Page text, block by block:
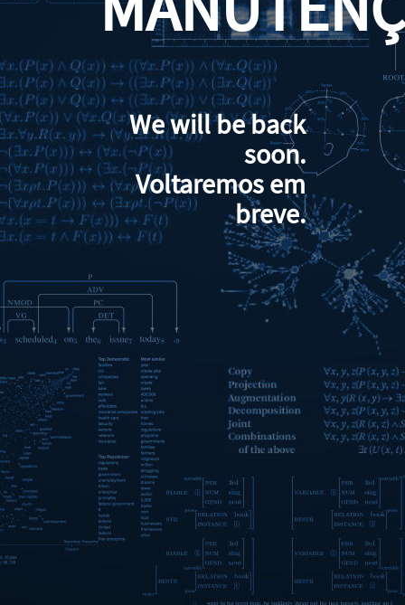
We will be back
soon.
Voltaremos em
breve.